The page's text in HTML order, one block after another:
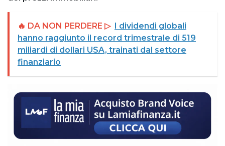
🔥 DA NON PERDERE ▷ I dividendi globali
hanno raggiunto il record trimestrale di 519
miliardi di dollari USA, trainati dal settore
finanziario